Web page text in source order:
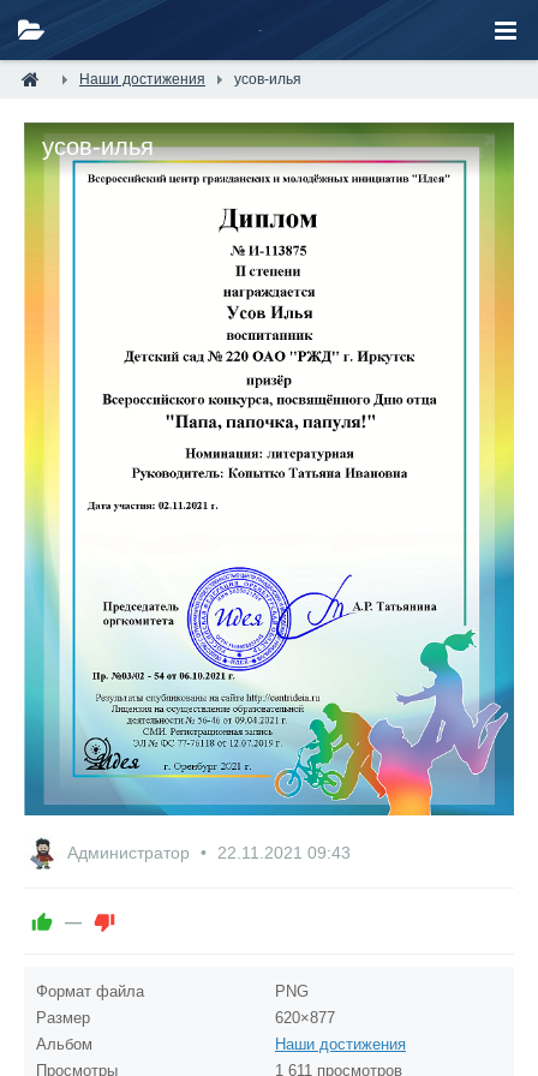
Наши достижения усов-илья
усов-илья
Администратор 22.11.2021 09:43
—
Формат файла
PNG
Размер
620×877
Альбом
Наши достижения
Просмотры
1 611 просмотров